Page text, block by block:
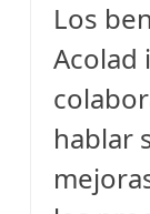
Los
Acolad
hablar